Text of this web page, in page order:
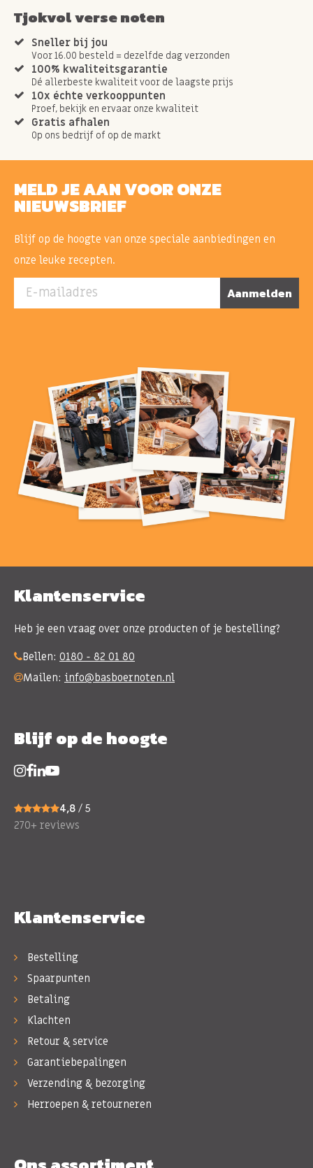
Tjokvol verse noten
Sneller bij jou
Voor 16.00 besteld = dezelfde dag verzonden
100% kwaliteitsgarantie
Dé allerbeste kwaliteit voor de laagste prijs
10x échte verkooppunten
Proef, bekijk en ervaar onze kwaliteit
Gratis afhalen
Op ons bedrijf of op de markt
MELD JE AAN VOOR ONZE
NIEUWSBRIEF
Blijf op de hoogte van onze speciale aanbiedingen en
onze leuke recepten.
E-mailadres Aanmelden
Klantenservice
Heb je een vraag over onze producten of je bestelling?
Bellen: 0180 - 82 01 80
Mailen: info@basboernoten.nl
Blijf op de hoogte
4,8 / 5
270+ reviews
Klantenservice
Bestelling
Spaarpunten
Betaling
Klachten
Retour & service
Garantiebepalingen
Verzending & bezorging
Herroepen & retourneren